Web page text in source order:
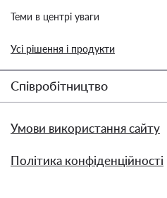
Теми в центрі уваги
Усі рішення і продукти
Співробітництво
Умови використання сайту
Політика конфіденційності